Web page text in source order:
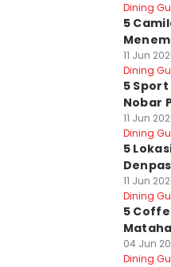
Dining
5
11 Jun
Dining
5
Nobar
11 Jun
Dining
5
11 Jun
Dining
5
04 Jun
Dining